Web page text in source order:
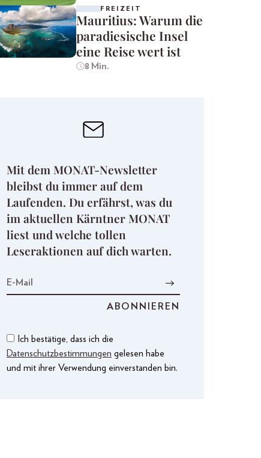
FREIZEIT
Mauritius: Warum die
paradiesische Insel
eine Reise wert ist
8 Min.
Mit dem MONAT-Newsletter
bleibst du immer auf dem
Laufenden. Du erfährst, was du
im aktuellen Kärntner MONAT
liest und welche tollen
Leseraktionen auf dich warten.
Ich bestätige, dass ich die
Datenschutzbestimmungen gelesen habe
und mit ihrer Verwendung einverstanden bin.